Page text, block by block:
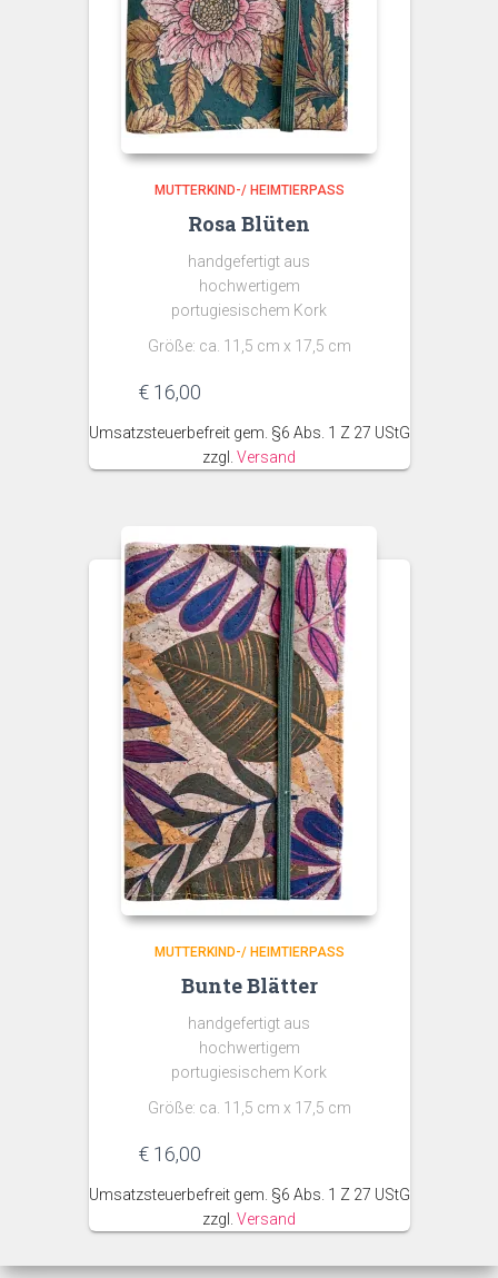
MUTTERKIND-/ HEIMTIERPASS
Rosa Blüten
handgefertigt aus
hochwertigem
portugiesischem Kork
Größe: ca. 11,5 cm x 17,5 cm
€ 16,00
Umsatzsteuerbefreit gem. §6 Abs. 1 Z 27 UStG
zzgl. Versand
MUTTERKIND-/ HEIMTIERPASS
Bunte Blätter
handgefertigt aus
hochwertigem
portugiesischem Kork
Größe: ca. 11,5 cm x 17,5 cm
€ 16,00
Umsatzsteuerbefreit gem. §6 Abs. 1 Z 27 UStG
zzgl. Versand